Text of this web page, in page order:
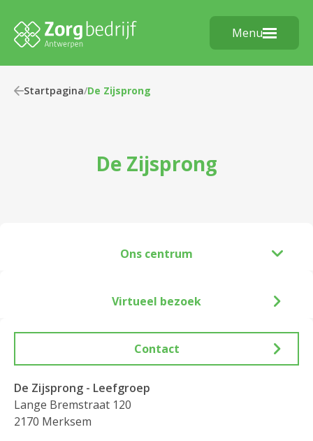
Menu
Startpagina/De Zijsprong
De Zijsprong
Ons centrum
Virtueel bezoek
Contact
De Zijsprong - Leefgroep
Lange Bremstraat 120
2170 Merksem